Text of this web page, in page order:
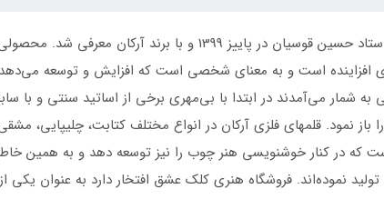
قلمهای فلزی مخصوص خوشنویسی فارسی اولین بار در ایران توسط استاد حسین
افزاینده است و به معنای شخصی است که افزایش و توسعه
شمار می‌آمدند در ابتدا با بی‌مهری برخی از اساتید سنتی و با
باز نمود. قلمهای فلزی آرکان در انواع مختلف کتابت، چلیپایی،
که در کنار خوشنویسی هنر چوب را نیز توسعه دهد و به همین
فروشگاه هنری کلک عشق افتخار دارد به عنوان یکی از